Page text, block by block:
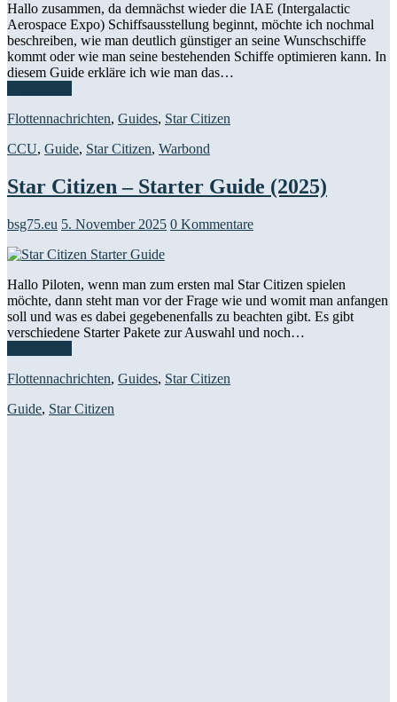
Hallo zusammen, da demnächst wieder die IAE (Intergalactic
Aerospace Expo) Schiffsausstellung beginnt, möchte ich nochmal
beschreiben, wie man deutlich günstiger an seine Wunschschiffe
kommt oder wie man seine bestehenden Schiffe optimieren kann. In
diesem Guide erkläre ich wie man das…
Flottennachrichten, Guides, Star Citizen
CCU, Guide, Star Citizen, Warbond
Star Citizen – Starter Guide (2025)
bsg75.eu 5. November 2025 0 Kommentare
Hallo Piloten, wenn man zum ersten mal Star Citizen spielen
möchte, dann steht man vor der Frage wie und womit man anfangen
soll und was es dabei gegebenenfalls zu beachten gibt. Es gibt
verschiedene Starter Pakete zur Auswahl und noch…
Flottennachrichten, Guides, Star Citizen
Guide, Star Citizen